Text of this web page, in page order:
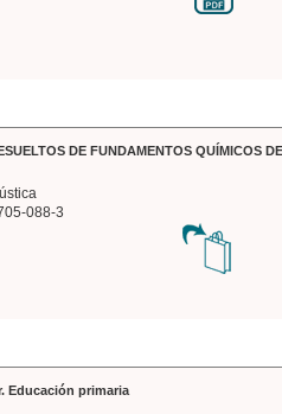
DE FUNDAMENTOS QUÍMICOS
088-3
Educación primaria